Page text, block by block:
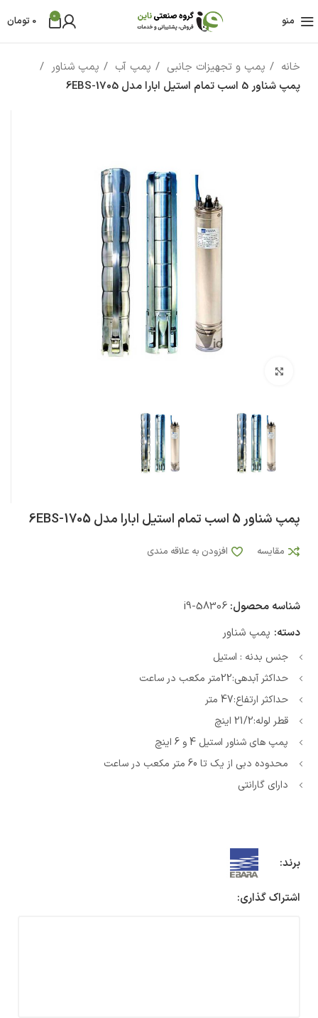
منو 0
0 تومان
خانه پمپ و تجهیزات جانبی پمپ آب
پمپ شناور
پمپ شناور 5 اسب تمام استیل ابارا مدل 6EBS-1705
پمپ شناور 5 اسب تمام استیل ابارا مدل 6EBS-1705
مقایسه افزودن به علاقه مندی
شناسه محصول: i9-58306
دسته: پمپ شناور
جنس بدنه : استیل
حداکثر آبدهی:22متر مکعب در ساعت
حداکثر ارتفاع:47 متر
قطر لوله:21/2 اینچ
پمپ های شناور استیل 4 و 6 اینچ
محدوده دبی از یک تا 60 متر مکعب در ساعت
دارای گارانتی
برند:
اشتراک گذاری: